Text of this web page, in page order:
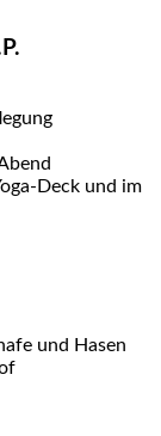
Deck und im
und Hasen